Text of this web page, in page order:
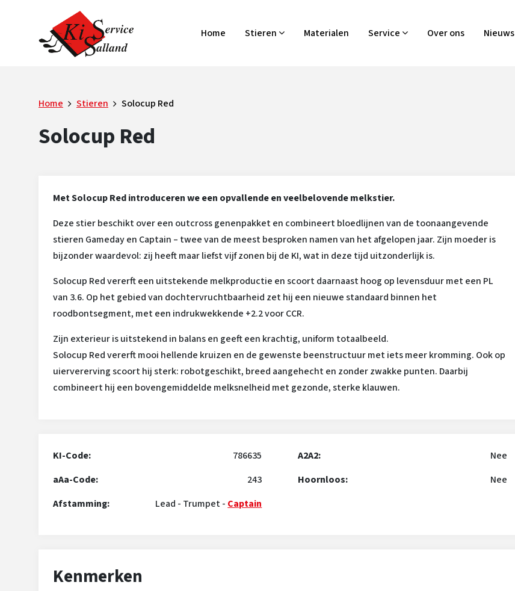
Home Stieren Materialen Service Over ons Nieuws
Home Stieren Solocup Red
Solocup Red
Met Solocup Red introduceren we een opvallende en veelbelovende melkstier.
Deze stier beschikt over een outcross genenpakket en combineert bloedlijnen van de toonaangevende
stieren Gameday en Captain – twee van de meest besproken namen van het afgelopen jaar. Zijn moeder is
bijzonder waardevol: zij heeft maar liefst vijf zonen bij de KI, wat in deze tijd uitzonderlijk is.
Solocup Red vererft een uitstekende melkproductie en scoort daarnaast hoog op levensduur met een PL
van 3.6. Op het gebied van dochtervruchtbaarheid zet hij een nieuwe standaard binnen het
roodbontsegment, met een indrukwekkende +2.2 voor CCR.
Zijn exterieur is uitstekend in balans en geeft een krachtig, uniform totaalbeeld.
Solocup Red vererft mooi hellende kruizen en de gewenste beenstructuur met iets meer kromming. Ook op
uiervererving scoort hij sterk: robotgeschikt, breed aangehecht en zonder zwakke punten. Daarbij
combineert hij een bovengemiddelde melksnelheid met gezonde, sterke klauwen.
KI-Code:
786635
aAa-Code:
243
Afstamming:
Lead - Trumpet- Captain
A2A2:
Nee
Hoornloos:
Nee
Kenmerken